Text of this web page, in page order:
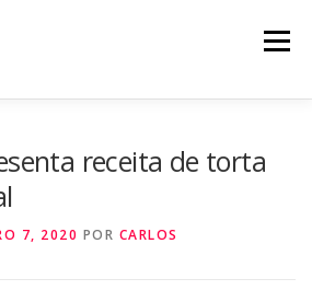
Menu
receita de torta
7, 2020 POR CARLOS